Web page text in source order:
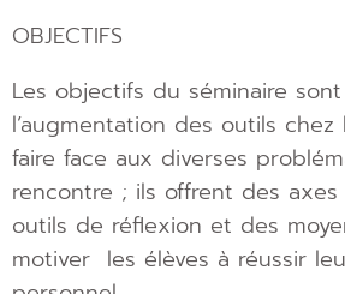
OBJECTIFS
Les objectifs du séminaire
l’augmentation des outils chez
faire face aux diverses
rencontre ; ils offrent des
outils de réflexion et des
motiver les élèves à réussir